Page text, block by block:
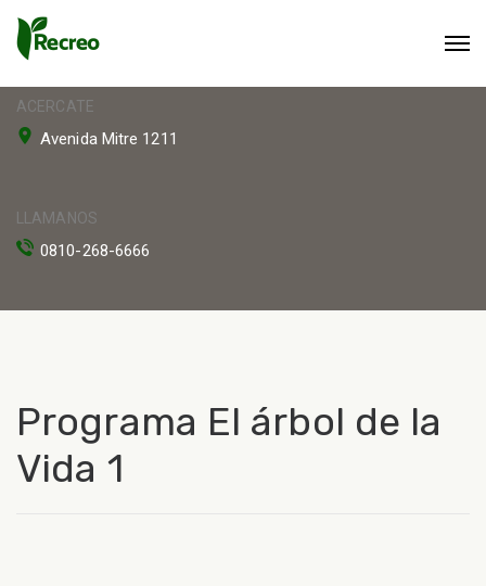
ACERCATE
Avenida Mitre 1211
LLAMANOS
0810-268-6666
Programa El árbol de la
Vida 1